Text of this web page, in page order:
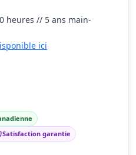
heures // 5 ans main-
ici
Satisfaction garantie